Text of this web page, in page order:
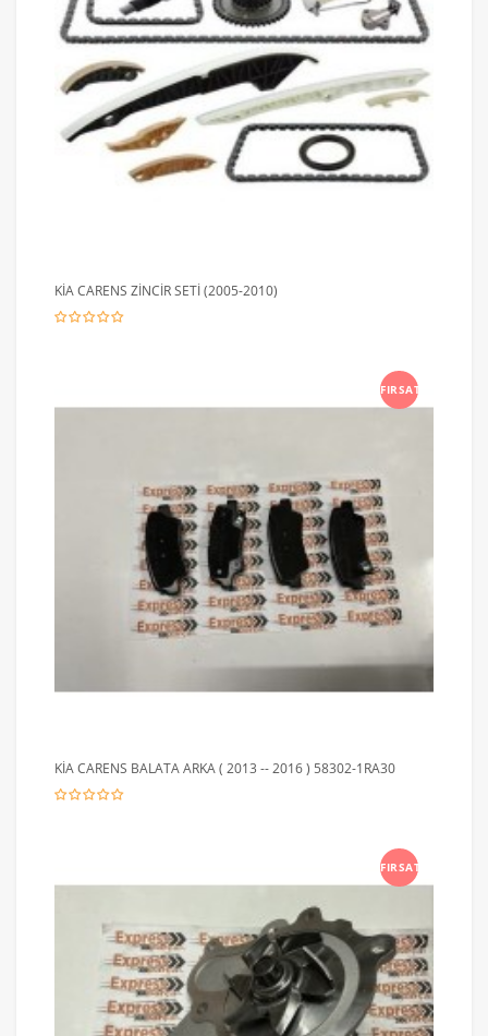
KİA CARENS ZİNCİR SETİ (2005-2010)
FIRSAT
KİA CARENS BALATA ARKA ( 2013 -- 2016 ) 58302-1RA30
FIRSAT